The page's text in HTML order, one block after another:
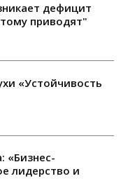
дефицит
приводят"
«Устойчивость
«Бизнес-
лидерство и